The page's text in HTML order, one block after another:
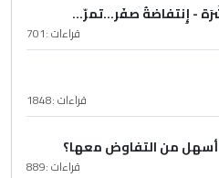
- إِنتفاضةُ صفَر…تمرّ...
قراءات :701
قراءات :1848
أسهل من التفاوض معها؟
قراءات :889